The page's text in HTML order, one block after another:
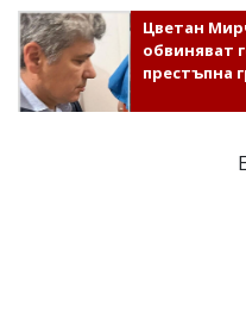
Цветан
обвиняват
престъпна